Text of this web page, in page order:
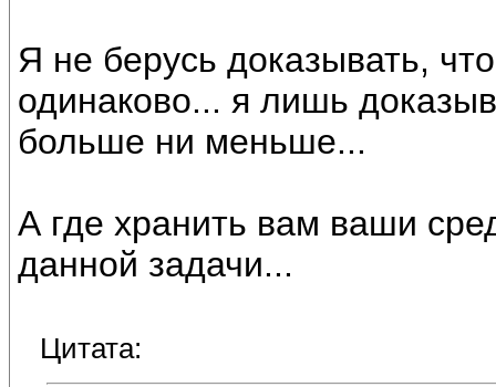
Я не берусь доказывать,
одинаково... я лишь
больше ни меньше...
А где хранить вам ваши
данной задачи...
Цитата: